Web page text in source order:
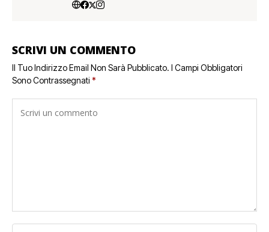
SCRIVI UN COMMENTO
Il Tuo Indirizzo Email Non Sarà Pubblicato. I Campi Obbligatori
Sono Contrassegnati *